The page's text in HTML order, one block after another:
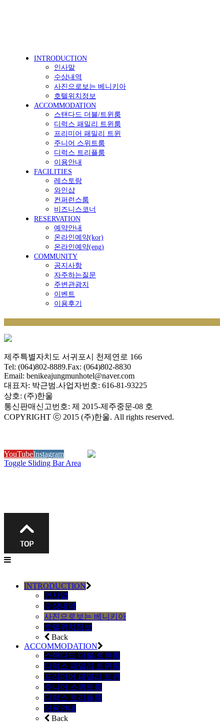
INTRODUCTION
인사말
수상내역
사진으로보는 베니키아
호텔위치정보
ACCOMMODATION
스탠다드 더블/트윈룸
디럭스 패밀리 트윈룸
프리미어 패밀리 트윈
주니어 스위트룸
디럭스 트리플룸
이용안내
FACILITIES
레스토랑
와인샵
컨퍼런스룸
비즈니스코너
RESERVATION
예약안내
온라인예약(kor)
온라인예약(eng)
COMMUNITY
공지사항
자주하는질문
주변관광지
이벤트
이용후기
제주특별자치도 서귀포시 천제연로 166
Tel: (064)802-8889.Fax: (064)802-8830
Email: benikeajungmunhotel@naver.com
대표자: 박근범.사업자번호: 616-81-93225
상호: (주)한울
통신판매신고번호: 제 2015-제주중문-08 호
COPYRIGHT ⓒ 2015 (주)한울. All rights reserved.
YouTubeInstagram
Toggle Sliding Bar Area
INTRODUCTION
인사말
수상내역
사진으로보는 베니키아
호텔위치정보
Back
ACCOMMODATION
스탠다드 더블/트윈룸
디럭스 패밀리 트윈룸
프리미어 패밀리 트윈
주니어 스위트룸
디럭스 트리플룸
이용안내
Back